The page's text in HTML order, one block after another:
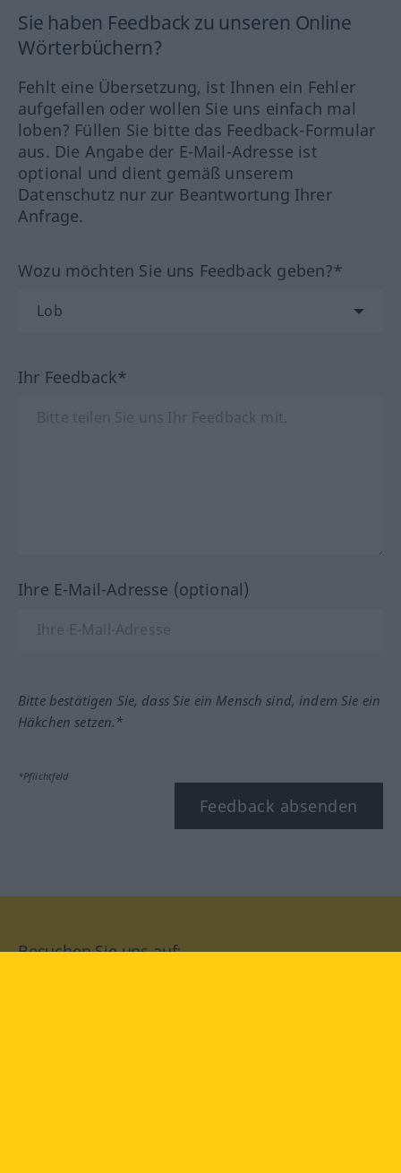
Sie haben Feedback zu unseren Online
Wörterbüchern?
Fehlt eine Übersetzung, ist Ihnen ein Fehler
aufgefallen oder wollen Sie uns einfach mal
loben? Füllen Sie bitte das Feedback-Formular
aus. Die Angabe der E-Mail-Adresse ist
optional und dient gemäß unserem
Datenschutz nur zur Beantwortung Ihrer
Anfrage.
Wozu möchten Sie uns Feedback geben?*
Ihr Feedback*
Ihre E-Mail-Adresse (optional)
Bitte bestätigen Sie, dass Sie ein Mensch sind, indem Sie ein
Häkchen setzen.*
*Pflichtfeld
Feedback absenden
Besuchen Sie uns auf: